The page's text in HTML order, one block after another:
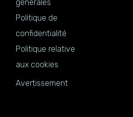
générales
Politique de
confidentialité
Politique relative
aux cookies
Avertissement